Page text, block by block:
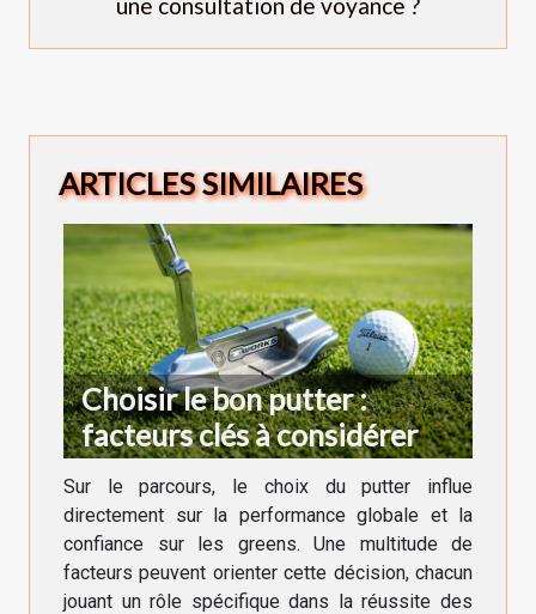
une consultation de voyance ?
ARTICLES SIMILAIRES
Choisir le bon putter :
facteurs clés à considérer
Sur le parcours, le choix du putter influe
directement sur la performance globale et la
confiance sur les greens. Une multitude de
facteurs peuvent orienter cette décision, chacun
jouant un rôle spécifique dans la réussite des